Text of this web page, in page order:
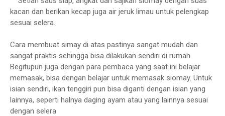
kacan dan berikan kecap juga air jeruk limau untuk pelengkap
sesuai selera.
Cara membuat simay di atas pastinya sangat mudah dan
sangat praktis sehingga bisa dilakukan sendiri di rumah.
Begitupun juga dengan para pembaca yang saat ini belajar
memasak, bisa dengan belajar untuk memasak siomay. Untuk
isian sendiri, ikan tenggiri pun bisa diganti dengan isian yang
lainnya, seperti halnya daging ayam atau yang lainnya sesuai
dengan selera